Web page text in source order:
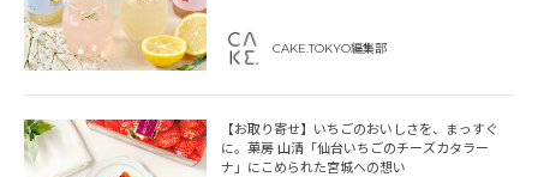
CAKE.TOKYO編集部
【お取り寄せ】いちごのおいしさを、まっすぐ
に。菓房 山清「仙台いちごのチーズカタラー
ナ」にこめられた宮城への想い